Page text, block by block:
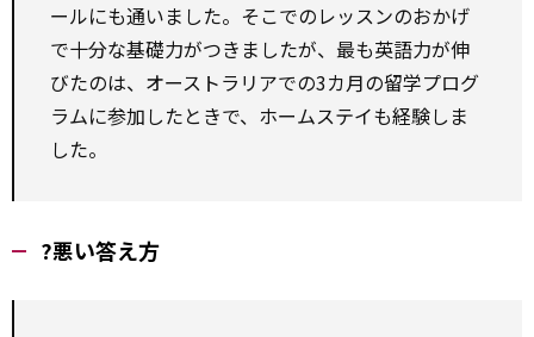
ールにも通いました。そこでのレッスンのおかげ
で十分な基礎力がつきましたが、最も英語力が伸
びたのは、オーストラリアでの3カ月の留学プログ
ラムに参加したときで、ホームステイも経験しま
した。
?悪い答え方